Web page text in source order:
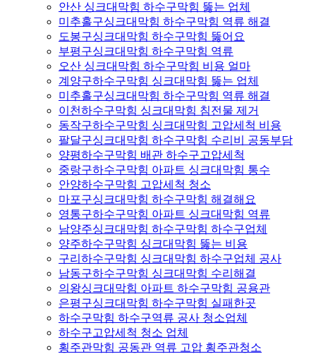
안산 싱크대막힘 하수구막힘 뚫는 업체
미추홀구싱크대막힘 하수구막힘 역류 해결
도봉구싱크대막힘 하수구막힘 뚫어요
부평구싱크대막힘 하수구막힘 역류
오산 싱크대막힘 하수구막힘 비용 얼마
계양구하수구막힘 싱크대막힘 뚫는 업체
미추홀구싱크대막힘 하수구막힘 역류 해결
이천하수구막힘 싱크대막힘 침전물 제거
동작구하수구막힘 싱크대막힘 고압세척 비용
팔달구싱크대막힘 하수구막힘 수리비 공동부담
양평하수구막힘 배관 하수구고압세척
중랑구하수구막힘 아파트 싱크대막힘 통수
안양하수구막힘 고압세척 청소
마포구싱크대막힘 하수구막힘 해결해요
영통구하수구막힘 아파트 싱크대막힘 역류
남양주싱크대막힘 하수구막힘 하수구업체
양주하수구막힘 싱크대막힘 뚫는 비용
구리하수구막힘 싱크대막힘 하수구업체 공사
남동구하수구막힘 싱크대막힘 수리해결
의왕싱크대막힘 아파트 하수구막힘 공용관
은평구싱크대막힘 하수구막힘 실패한곳
하수구막힘 하수구역류 공사 청소업체
하수구고압세척 청소 업체
횡주관막힘 공동관 역류 고압 횡주관청소